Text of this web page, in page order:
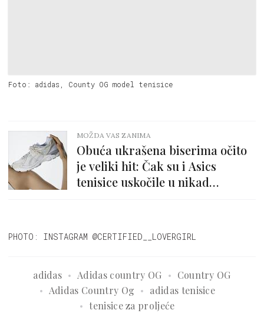
Foto: adidas, County OG model tenisice
MOŽDA VAS ZANIMA
Obuća ukrašena biserima očito
je veliki hit: Čak su i Asics
tenisice uskočile u nikad
PHOTO: INSTAGRAM @CERTIFIED__LOVERGIRL
adidas Adidas country OG
Country OG
Adidas Country Og
adidas tenisice
tenisice za proljeće